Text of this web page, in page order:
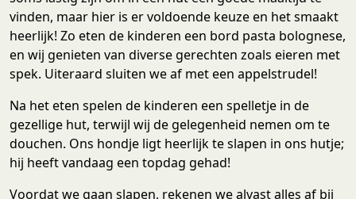
vinden, maar hier is er voldoende keuze en het smaakt
heerlijk! Zo eten de kinderen een bord pasta bolognese,
en wij genieten van diverse gerechten zoals eieren met
spek. Uiteraard sluiten we af met een appelstrudel!
Na het eten spelen de kinderen een spelletje in de
gezellige hut, terwijl wij de gelegenheid nemen om te
douchen. Ons hondje ligt heerlijk te slapen in ons hutje;
hij heeft vandaag een topdag gehad!
Voordat we gaan slapen, rekenen we alvast alles af bij